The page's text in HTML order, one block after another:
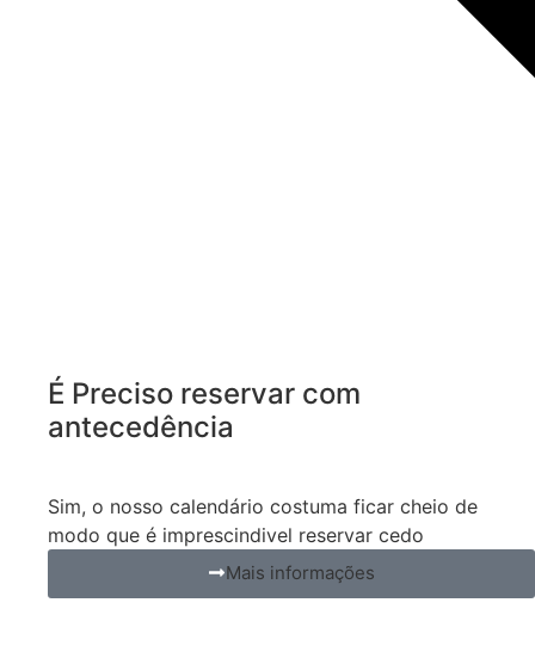
É Preciso reservar com
antecedência
Sim, o nosso calendário costuma ficar cheio de
modo que é imprescindivel reservar cedo
Mais informações